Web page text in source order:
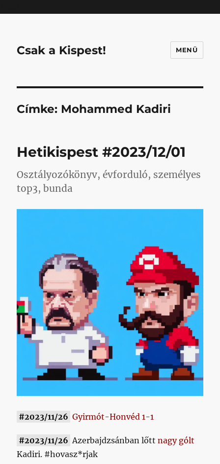
Csak a Kispest! MENÜ
Címke: Mohammed Kadiri
Hetikispest #2023/12/01
Osztályozókönyv, évforduló, személyes
top3, bunda
#2023/11/26 Gyirmót-Honvéd 1-1
#2023/11/26 Azerbajdzsánban lőttnagy gólt
Kadiri. #hovasz*rjak